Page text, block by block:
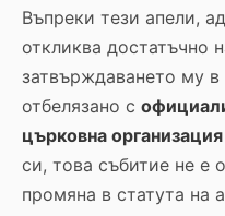
Въпреки тези апели,
откликва достатъчно
затвърждаването му
отбелязано с
църковна
си, това събитие не е
промяна в статута на